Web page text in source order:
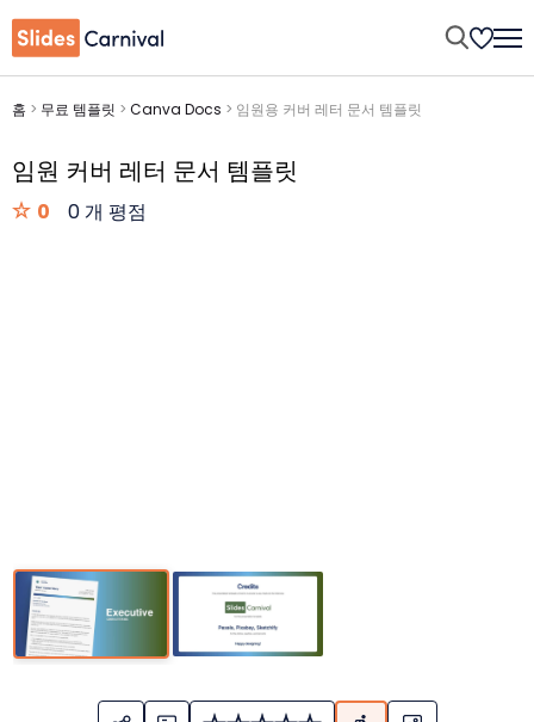
홈 > 무료 템플릿 > Canva Docs > 임원용 커버 레터 문서 템플릿
임원 커버 레터 문서 템플릿
0 0 개 평점